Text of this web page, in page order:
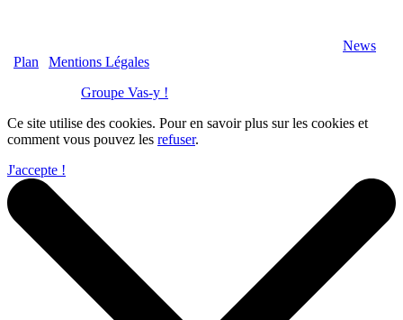
News
Plan
Mentions Légales
Groupe Vas-y !
Ce site utilise des cookies. Pour en savoir plus sur les cookies et
comment vous pouvez les refuser.
J'accepte !